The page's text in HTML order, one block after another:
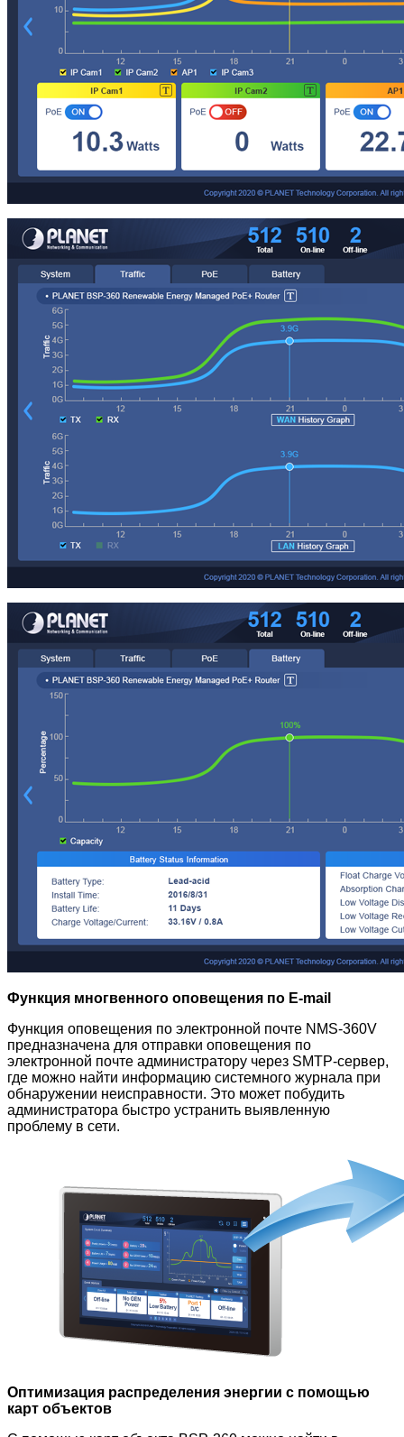
Функция многвенного оповещения по E-mail
Функция оповещения по электронной почте NMS-360V
предназначена для отправки оповещения по
электронной почте администратору через SMTP-сервер,
где можно найти информацию системного журнала при
обнаружении неисправности. Это может побудить
администратора быстро устранить выявленную
проблему в сети.
Оптимизация распределения энергии с помощью
карт объектов